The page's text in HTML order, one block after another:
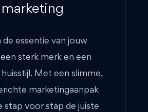
essentie van jouw
sterk merk en een
Met een slimme,
marketingaanpak
stap voor stap de juiste